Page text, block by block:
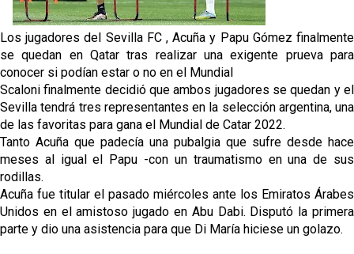
fichajes
Opinión | "Carta abierta a Alberto Flores" por Rafa
García
El Sevilla oficializa el traspaso de Sow
Miguel Sierra: La temporada pasada se vio
reflejado que podemos tirar para delante y
trabajamos con ilusión
Diomande ya es madridista mientras Rodri agita el
mercado
Los jugadores del Sevilla FC , Acuña y Papu Gómez finalmente
se quedan en Qatar tras realizar una exigente prueva para
conocer si podían estar o no en el Mundial
Scaloni finalmente decidió que ambos jugadores se quedan y el
Sevilla tendrá tres representantes en la selección argentina, una
de las favoritas para gana el Mundial de Catar 2022.
Tanto Acuña que padecía una pubalgia que sufre desde hace
meses al igual el Papu -con un traumatismo en una de sus
rodillas.
Acuña fue titular el pasado miércoles ante los Emiratos Árabes
Unidos en el amistoso jugado en Abu Dabi. Disputó la primera
parte y dio una asistencia para que Di María hiciese un golazo.